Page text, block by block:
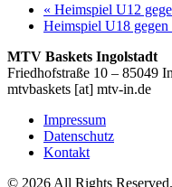
« Heimspiel U12
Heimspiel U18
MTV Baskets Ingolstadt
Friedhofstraße 10 – 85049
mtvbaskets [at] mtv-in.de
Impressum
Datenschutz
Kontakt
© 2026 All Rights Reserved.